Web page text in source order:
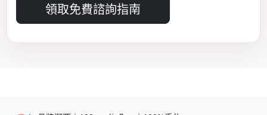
領取免費諮詢指南